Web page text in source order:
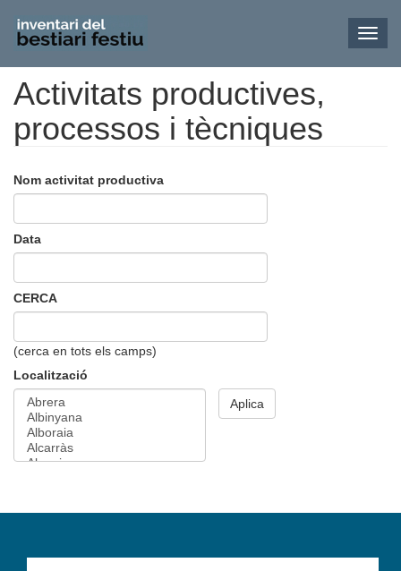
Vés
contingut
Activitats productives,
processos i tècniques
Nom activitat productiva
Data
CERCA
(cerca en tots els camps)
Localització
Aplica